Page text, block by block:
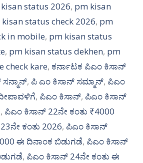
status 2026, pm kisan
status check 2026, pm
in mobile, pm kisan status
, pm kisan status dekhen, pm
check kare, ಕರ್ನಾಟಕ ಪಿಎಂ ಕಿಸಾನ್
, ಪಿ ಎಂ ಕಿಸಾನ್ ಸಮ್ಮಾನ್, ಪಿಎಂ
, ಪಿಎಂ ಕಿಸಾನ್, ಪಿಎಂ ಕಿಸಾನ್
, ಪಿಎಂ ಕಿಸಾನ್ 22ನೇ ಕಂತು ₹4000
ಕಂತು 2026, ಪಿಎಂ ಕಿಸಾನ್
ಈ ದಿನಾಂಕ ಬಿಡುಗಡೆ, ಪಿಎಂ ಕಿಸಾನ್
, ಪಿಎಂ ಕಿಸಾನ್ 24ನೇ ಕಂತು ಈ